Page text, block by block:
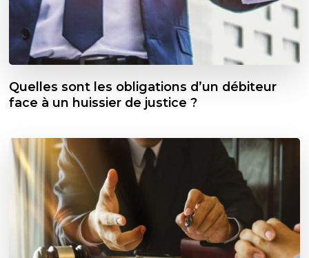
Quelles sont les obligations d’un débiteur
face à un huissier de justice ?